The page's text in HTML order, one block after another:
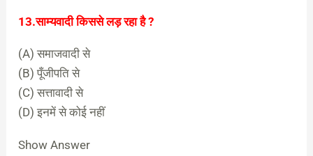
13.साम्यवादी किससे लड़ रहा है ?
(A) समाजवादी से
(B) पूँजीपति से
(C) सत्तावादी से
(D) इनमें से कोई नहीं
Show Answer